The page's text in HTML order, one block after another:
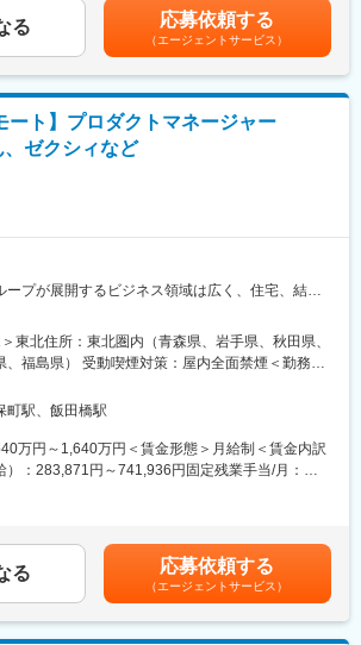
ち上げという希少なフェーズに携わり、事業の基
戦略に踏み込む提案を通じて、高度なコンサルテ
る環境
ログラムが10代の人生を変える瞬間に立ち会える
会的意義と手応えに繋がる
急成長を遂げるスタートアップの当事者として、
引するやりがいがあります。
勤務：全国どこからでも勤務可能です
イム制：家族の行事や私用に合わせて柔軟に調整
社の定める業務
への深耕型の営業
アント数は約20大学
合：入社時5：5／2年後3：7／3年後2：8
も、既存顧客の取引金額を大きくしていく深耕型
という性質のものではなく、大学の学生募集コン
デジタルマーケティングコンサルティング的な側
月に2回程度
た高い昇給実績
ーの平均昇給額：61万7000円（年間昇給率
業メンバーの平均昇給額：110万円（年間昇給率
成果を挙げた人は適切に昇給する会社です
ィング営業としての企画力/営業力を磨ける
算が数億円規模と大きく、提案できるソリューシ
ため、 コンサルティング営業としての企画力や営
ができます。
いうやりがいがあります。
年度における昇給額を集計。なお、一時的なイ
当＞有＜給与補足＞※経験、能力を考慮の上、詳細
します。■昇給査定：年2回（4月、10月）■その他
間分の深夜残業手当として支給。※超過分は追加
くまでも目安の金額であり、選考を通じて上下す
ます。月給(月額)は固定手当を含めた表記です。
る 応募依頼する
（エージェントサービス）
ート】プロダクトマネージャー
ゼクシィなど
ープが展開するビジネス領域は広く、住宅、結
に渡るサービスを提供しており、ニジボックスは
として、SUUMOやゼクシィ、ホットペッパー、
ナビなどの国内最大級のメディアの開発ディレク
る、開発ディレクターを募集しています。
ープのプロダクト開発ディレクションをお任せい
東北住所：東北圏内（青森県、岩手県、秋田県、
、福島県） 受動喫煙対策：屋内全面禁煙＜勤務地
所：東京都千代田区九段北1丁目14-6 九段坂上KS
地最寄駅：東京メトロ東西線半蔵門線／九段下
ク含む）
町駅、飯田橋駅
万円～1,640万円＜賃金形態＞月給制＜賃金内訳
）：283,871円～741,936円固定残業手当/月：
験、能力、年齢を考慮の上決定します。■賞与：年
）賃金はあくまでも目安の金額であり、選考を通
能性があります。月給(月額)は固定手当を含めた表
る 応募依頼する
（エージェントサービス）